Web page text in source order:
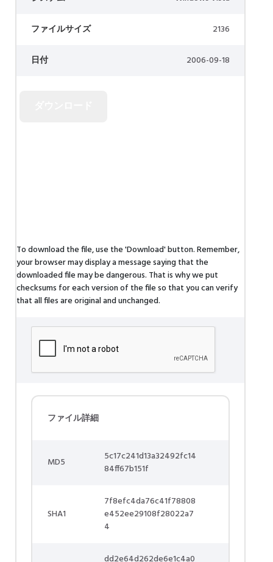
ファイルサイズ 2136
日付 2006-09-18
To download the file, use the 'Download' button. Remember,
your browser may display a message saying that the
downloaded file may be dangerous. That is why we put
checksums for each version of the file so that you can verify
that all files are original and unchanged.
ファイル詳細
MD5
5c17c241d13a32492fc14
84ff67b151f
SHA1
7f8efc4da76c41f78808
e452ee29108f28022a7
4